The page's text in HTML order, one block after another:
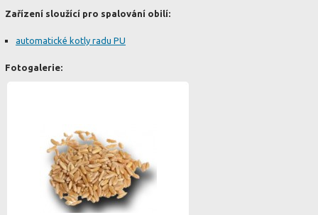
Zařízení sloužící pro spalování obilí:
automatické kotly radu PU
Fotogalerie: